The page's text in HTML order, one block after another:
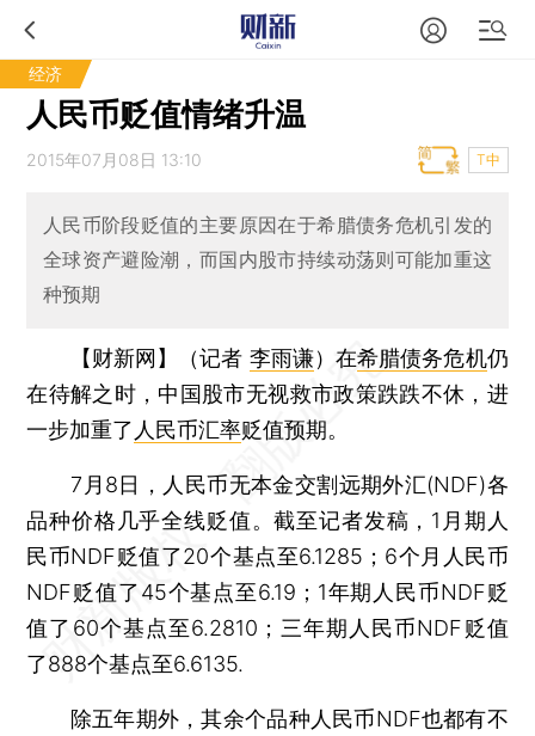
经济
人民币贬值情绪升温
2015年07月08日 13:10 T中
人民币阶段贬值的主要原因在于希腊债务危机引发的
全球资产避险潮，而国内股市持续动荡则可能加重这
种预期
【财新网】（记者 李雨谦） 在希腊债务危机仍
在待解之时，中国股市无视救市政策跌跌不休，进
一步加重了 人民币汇率贬值预期。
7月8日，人民币无本金交割远期外汇(NDF)各
品种价格几乎全线贬值。截至记者发稿，1月期人
民币NDF贬值了20个基点至6.1285；6个月人民币
NDF贬值了45个基点至6.19；1年期人民币NDF贬
值了60个基点至6.2810；三年期人民币NDF贬值
了888个基点至6.6135.
除五年期外，其余个品种人民币NDF也都有不